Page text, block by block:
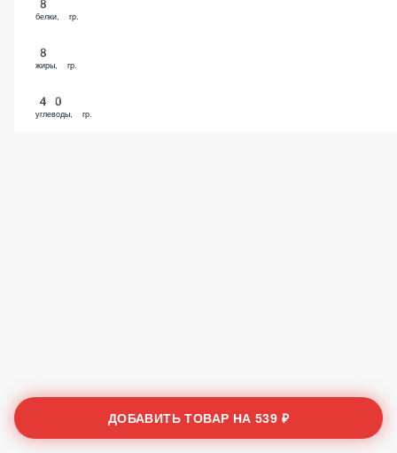
8
белки, гр.
8
жиры, гр.
40
углеводы, гр.
ДОБАВИТЬ ТОВАР НА539 ₽